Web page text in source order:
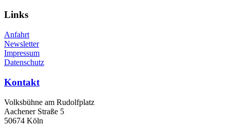
Links
Anfahrt
Newsletter
Impressum
Datenschutz
Kontakt
Volksbühne am Rudolfplatz
Aachener Straße 5
50674 Köln